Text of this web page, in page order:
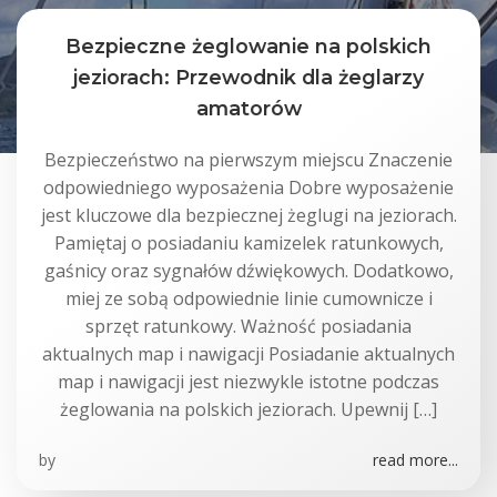
Bezpieczne żeglowanie na polskich
jeziorach: Przewodnik dla żeglarzy
amatorów
Bezpieczeństwo na pierwszym miejscu Znaczenie
odpowiedniego wyposażenia Dobre wyposażenie
jest kluczowe dla bezpiecznej żeglugi na jeziorach.
Pamiętaj o posiadaniu kamizelek ratunkowych,
gaśnicy oraz sygnałów dźwiękowych. Dodatkowo,
miej ze sobą odpowiednie linie cumownicze i
sprzęt ratunkowy. Ważność posiadania
aktualnych map i nawigacji Posiadanie aktualnych
map i nawigacji jest niezwykle istotne podczas
żeglowania na polskich jeziorach. Upewnij […]
by read more...